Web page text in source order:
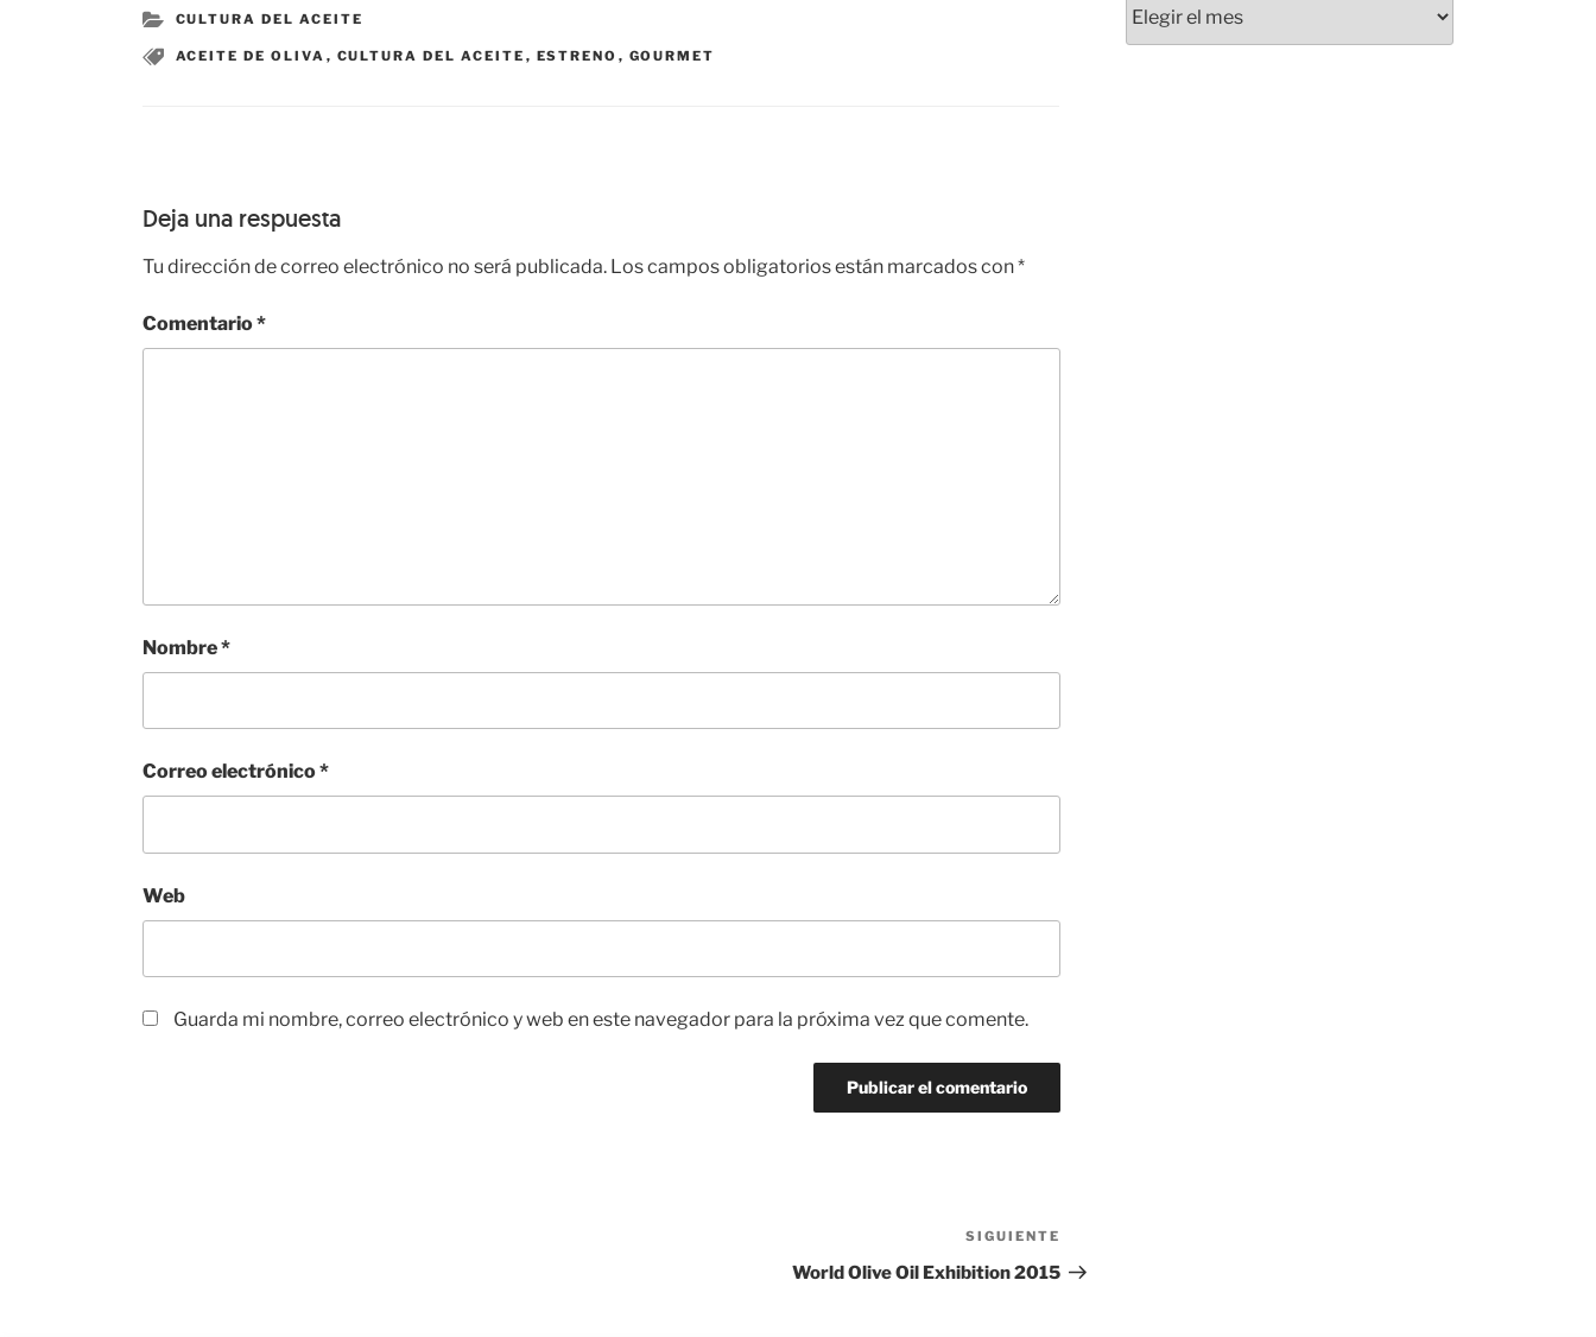
CATEGORÍAS
CULTURA DEL ACEITE
ETIQUETAS
ACEITE DE OLIVA , CULTURA DEL ACEITE , ESTRENO , GOURMET
Deja una respuesta
Tu dirección de correo electrónico no será publicada. Los campos obligatorios están marcados con*
Comentario*
Nombre*
Correo electrónico*
Web
Guarda mi nombre, correo electrónico y web en este navegador para la próxima vez que comente.
entrada
SIGUIENTE
World Olive Oil Exhibition 2015